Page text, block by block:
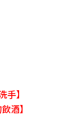
手】
酒】